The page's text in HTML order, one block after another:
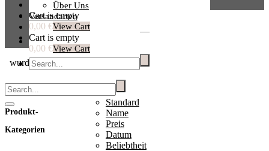
Über Uns
Versandarten
Cart is empty
0,00 €View Cart
Cart is empty
0,00 €View Cart
wurde in deinen Einkaufswagen hinzugefügt.
Sortieren nach:
Standard
Name
Preis
Datum
Beliebtheit
Warenkorb
Produkt-
Kategorien